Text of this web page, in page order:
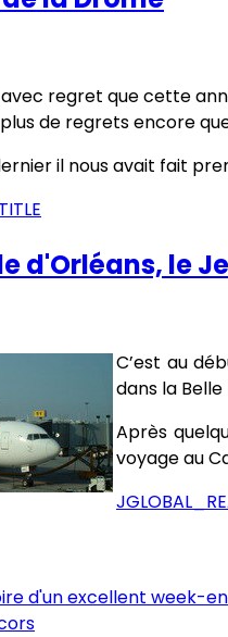
regret que cette
de regrets encore
il nous avait fait
d'Orléans, le
C’est au
dans la
Après
voyage au
d'un excellent week-